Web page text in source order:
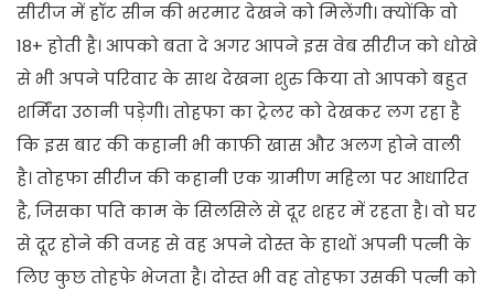
सीरीज में हॉट सीन की भरमार देखने को मिलेंगी। क्योंकि वो
18+ होती है। आपको बता दे अगर आपने इस वेब सीरीज को धोखे
से भी अपने परिवार के साथ देखना शुरु किया तो आपको बहुत
शर्मिंदा उठानी पड़ेगी। तोहफा का ट्रेलर को देखकर लग रहा है
कि इस बार की कहानी भी काफी खास और अलग होने वाली
है। तोहफा सीरीज की कहानी एक ग्रामीण महिला पर आधारित
है, जिसका पति काम के सिलसिले से दूर शहर में रहता है। वो घर
से दूर होने की वजह से वह अपने दोस्त के हाथों अपनी पत्नी के
लिए कुछ तोहफे भेजता है। दोस्त भी वह तोहफा उसकी पत्नी को